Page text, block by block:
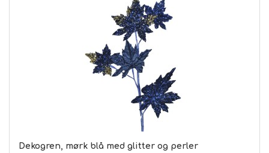
Dekogren, mørk blå med glitter og perler